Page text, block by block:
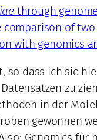
through
comparison of
with genomics
dass ich sie
zu
in der
gewonnen